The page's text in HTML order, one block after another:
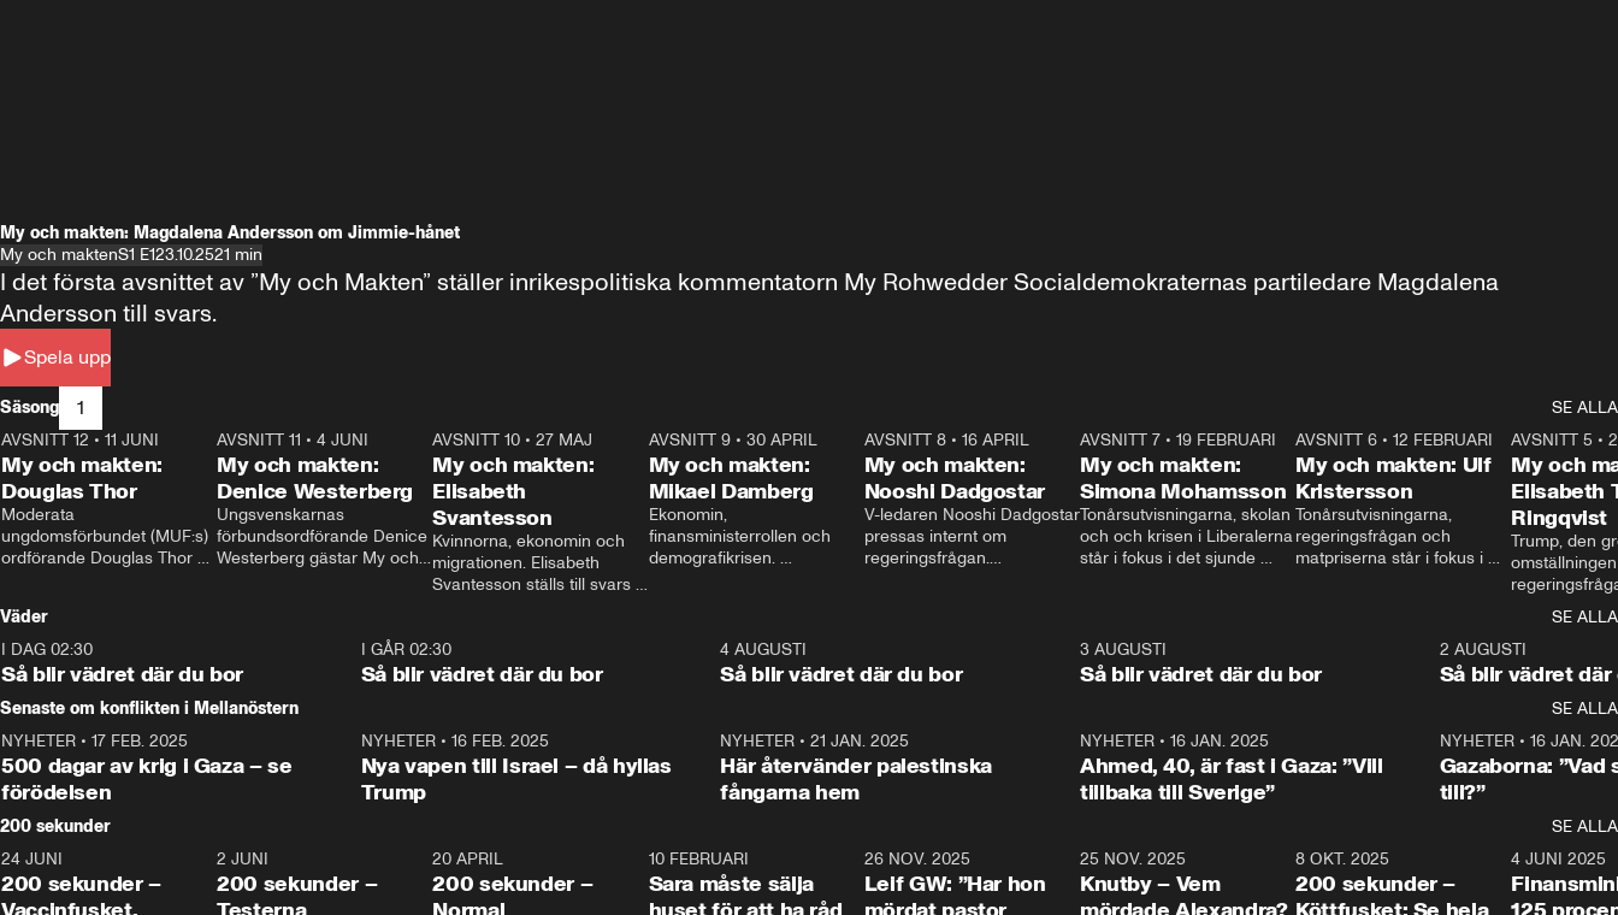
My och makten: Magdalena Andersson om Jimmie-hånet
My och maktenS1 E123.10.2521 min
Spela upp
I det första avsnittet av ”My och Makten” ställer inrikespolitiska kommentatorn My Rohwedder Socialdemokraternas partiledare Magdalena
Andersson till svars.
Säsong 1
SE ALLA
26:27
AVSNITT 12 • 11 JUNI
My och makten:
Douglas Thor
Moderata
ungdomsförbundet (MUF:s)
ordförande Douglas Thor
tonårsutvisningarna och hur
Moderaterna ska locka
väljare till valet i höst.
23:40
AVSNITT 11 •4 JUNI
My och makten:
Denice Westerberg
Ungsvenskarnas
förbundsordförande Denice
Westerberg gästar My och
AVSNITT 10 •27 MAJ
My och makten:
Elisabeth
Svantesson
Kvinnorna, ekonomin och
migrationen. Elisabeth
Svantesson ställs till svars
AVSNITT 9• 30 APRIL
My och makten:
Mikael Damberg
Ekonomin,
finansministerrollen och
demografikrisen.
och Makten.
AVSNITT 8• 16 APRIL
My och makten:
Nooshi Dadgostar
V-ledaren Nooshi Dadgostar
pressas internt om
regeringsfrågan.
– Vi ställer upp i val. Ska vi
vara med så sitter vi förstås
24:30
AVSNITT 7• 19 FEBRUARI
My och makten:
Simona Mohamsson
Tonårsutvisningarna, skolan
och och krisen i Liberalerna
står i fokus i det sjunde
kommentator My
Rohwedder ställer
utbildnings- och
Mohamsson till svars.
27:30
AVSNITT 6 •12 FEBRUARI
My och makten: Ulf
Kristersson
Tonårsutvisningarna,
regeringsfrågan och
matpriserna står i fokus i
Rohwedder ställer
statsminister Ulf Kristersson
AVSNITT 5 •
My och
Elisabeth
Ringqvist
Trump, den
centrum i
avsnittet av
Makten”. Se
Aftonbladets
Rohwedder
Thand Ring
Väder
SE ALLA
I DAG 02:30
Så blir vädret där du bor
1:06
I GÅR 02:30
Så blir vädret där du bor
4 AUGUSTI
Så blir vädret där du bor
3 AUGUSTI
Så blir vädret där du bor
2 AUGUSTI
Så blir vädret där
Senaste om konflikten i Mellanöstern
SE ALLA
NYHETER • 17 FEB. 2025
500 dagar av krig i Gaza – se
förödelsen
NYHETER• 16 FEB. 2025
Nya vapen till Israel – då hyllas
Trump
NYHETER •21 JAN. 2025
Här återvänder palestinska
fångarna hem
NYHETER• 16 JAN. 2025
Ahmed, 40, är fast i Gaza: ”Vill
tillbaka till Sverige”
NYHETER• 16 JAN.
Gazaborna:
till?”
200 sekunder
SE ALLA
5:00
24 JUNI
200 sekunder –
Vaccinfusket,
4:23
2 JUNI
200 sekunder –
Testerna
20 APRIL
200 sekunder –
Normal
10 FEBRUARI
Sara måste sälja
huset för att ha råd
26 NOV. 2025
Leif GW: ”Har hon
mördat pastor
31:05
25 NOV. 2025
Knutby – Vem
mördade Alexandra?
4:29
8 OKT. 2025
200 sekunder –
Köttfusket: Se hela
4 JUNI 2025
125